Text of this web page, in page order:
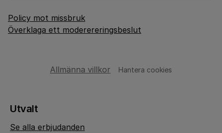
Policy mot missbruk
Överklaga ett moderereringsbeslut
Allmänna villkor Hantera cookies
Utvalt
Se alla erbjudanden